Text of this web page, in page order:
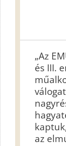
„Az
és III.
az